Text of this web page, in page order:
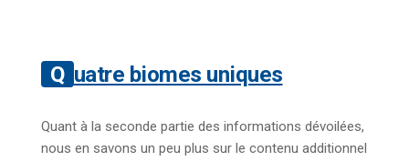
Quatre biomes uniques
Quant à la seconde partie des informations dévoilées,
nous en savons un peu plus sur le contenu additionnel